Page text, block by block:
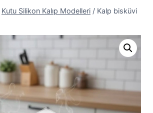
Kutu Silikon Kalıp Modelleri / Kalp bisküvi